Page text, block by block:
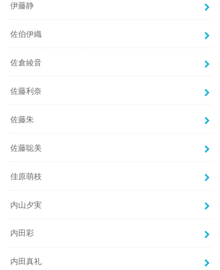
伊藤静
佐伯伊織
佐倉綾音
佐藤利奈
佐藤朱
佐藤聡美
佳原萌枝
内山夕実
内田彩
内田真礼